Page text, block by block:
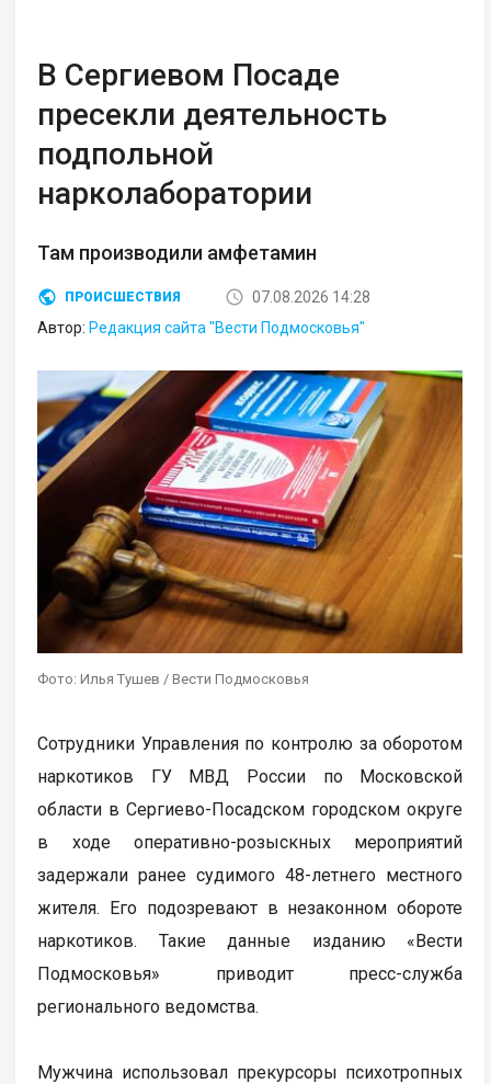
В Сергиевом Посаде
пресекли деятельность
подпольной
нарколаборатории
Там производили амфетамин
ПРОИСШЕСТВИЯ
07.08.2026 14:28
Автор: Редакция сайта "Вести Подмосковья"
Фото: Илья Тушев / Вести Подмосковья
Сотрудники Управления по контролю за оборотом
наркотиков ГУ МВД России по Московской
области в Сергиево-Посадском городском округе
в ходе оперативно-розыскных мероприятий
задержали ранее судимого 48-летнего местного
жителя. Его подозревают в незаконном обороте
наркотиков. Такие данные изданию «Вести
Подмосковья» приводит пресс-служба
регионального ведомства.
Мужчина использовал прекурсоры психотропных